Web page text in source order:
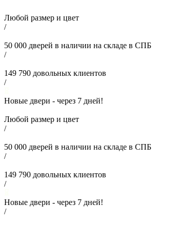
Любой размер и цвет
/
50 000 дверей в наличии на складе в СПБ
/
149 790 довольных клиентов
/
Новые двери - через 7 дней!
Любой размер и цвет
/
50 000 дверей в наличии на складе в СПБ
/
149 790 довольных клиентов
/
Новые двери - через 7 дней!
/